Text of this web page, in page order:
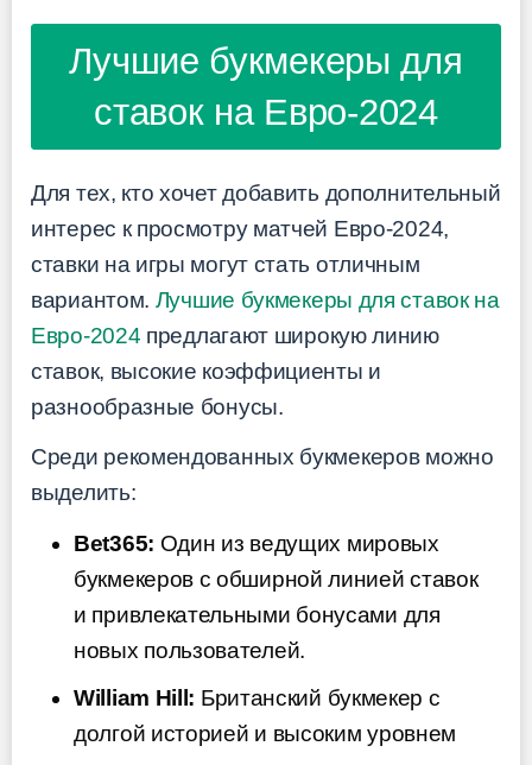
Лучшие букмекеры для
ставок на Евро-2024
Для тех, кто хочет добавить дополнительный
интерес к просмотру матчей Евро-2024,
ставки на игры могут стать отличным
вариантом. Лучшие букмекеры для ставок на
Евро-2024 предлагают широкую линию
ставок, высокие коэффициенты и
разнообразные бонусы.
Среди рекомендованных букмекеров можно
выделить:
Bet365: Один из ведущих мировых
букмекеров с обширной линией ставок
и привлекательными бонусами для
новых пользователей.
William Hill: Британский букмекер с
долгой историей и высоким уровнем